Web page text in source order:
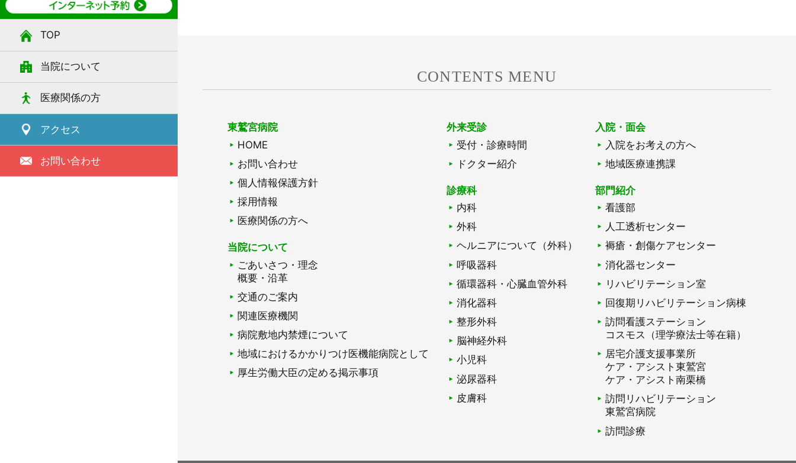
TOP
当院について
医療関係の方
アクセス
お問い合わせ
CONTENTS MENU
東鷲宮病院
HOME
お問い合わせ
個人情報保護方針
採用情報
医療関係の方へ
当院について
ごあいさつ・理念
概要・沿革
交通のご案内
関連医療機関
病院敷地内禁煙について
地域におけるかかりつけ医機能病院として
厚生労働大臣の定める掲示事項
外来受診
受付・診療時間
ドクター紹介
診療科
内科
外科
ヘルニアについて（外科）
呼吸器科
循環器科・心臓血管外科
消化器科
整形外科
脳神経外科
小児科
泌尿器科
皮膚科
入院・面会
入院をお考えの方へ
地域医療連携課
部門紹介
看護部
人工透析センター
褥瘡・創傷ケアセンター
消化器センター
リハビリテーション室
回復期リハビリテーション病棟
訪問看護ステーション
コスモス（理学療法士等在籍）
居宅介護支援事業所
ケア・アシスト東鷲宮
ケア・アシスト南栗橋
訪問リハビリテーション
東鷲宮病院
訪問診療